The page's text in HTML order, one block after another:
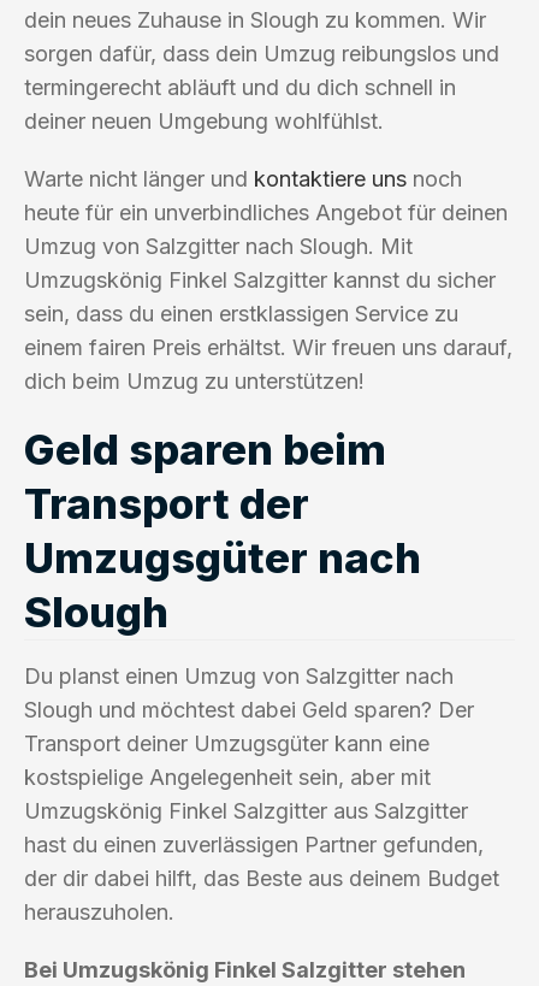
dein neues Zuhause in Slough zu kommen. Wir
sorgen dafür, dass dein Umzug reibungslos und
termingerecht abläuft und du dich schnell in
deiner neuen Umgebung wohlfühlst.
Warte nicht länger und kontaktiere uns noch
heute für ein unverbindliches Angebot für deinen
Umzug von Salzgitter nach Slough. Mit
Umzugskönig Finkel Salzgitter kannst du sicher
sein, dass du einen erstklassigen Service zu
einem fairen Preis erhältst. Wir freuen uns darauf,
dich beim Umzug zu unterstützen!
Geld sparen beim
Transport der
Umzugsgüter nach
Slough
Du planst einen Umzug von Salzgitter nach
Slough und möchtest dabei Geld sparen? Der
Transport deiner Umzugsgüter kann eine
kostspielige Angelegenheit sein, aber mit
Umzugskönig Finkel Salzgitter aus Salzgitter
hast du einen zuverlässigen Partner gefunden,
der dir dabei hilft, das Beste aus deinem Budget
herauszuholen.
Bei Umzugskönig Finkel Salzgitter stehen